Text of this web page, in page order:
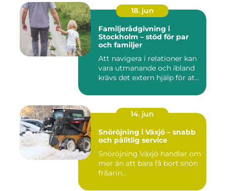
18. jun
Familjerådgivning i
Stockholm – stöd för par
och familjer
Att navigera i relationer kan
vara utmanande och ibland
krävs det extern hjälp för at...
14. jun
Snöröjning i Växjö – snabb
och pålitlig service
Snöröjning Växjö handlar om
mer än att bara få bort snön
fr&arin...